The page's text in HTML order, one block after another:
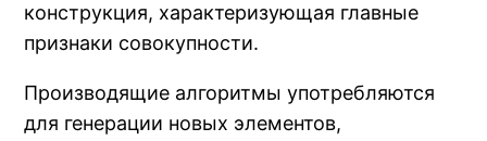
конструкция, характеризующая главные
признаки совокупности.
Производящие алгоритмы употребляются
для генерации новых элементов,